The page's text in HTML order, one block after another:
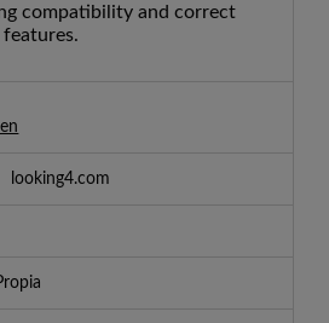
compatibility and correct
looking4.com